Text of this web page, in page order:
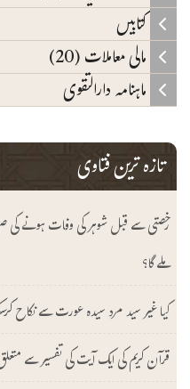
کتابیں
مالی معاملات (20)
ماہنامہ دارالتقوی
تازہ ترین فتاوی
رخصتی سے قبل شوہر کی وفات ہونے کی
ملے گا؟
کیا غیر سید مرد سیدہ عورت سے نکاح
قرآن کریم کی ایک آیت کی تفسیر سے